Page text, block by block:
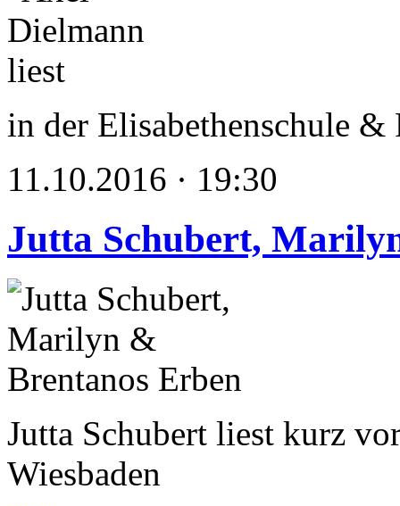
in der Elisabethenschule
11.10.2016 · 19:30
Jutta Schubert,
Jutta Schubert liest kurz
Wiesbaden